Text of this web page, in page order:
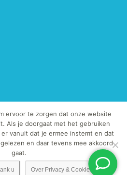
| Het kopiëren van onze foto's
ervoor te zorgen dat onze website
Als je doorgaat met het gebruiken
vanuit dat je ermee instemt en dat
en daar tevens mee akkoord
gaat.
u Over Privacy & Cookies